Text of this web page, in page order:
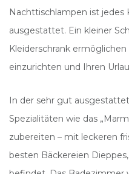
Nachttischlampen ist
ausgestattet. Ein kleiner
Kleiderschrank
einzurichten und Ihren
In der sehr gut
Spezialitäten wie das
zubereiten – mit leckeren
besten Bäckereien